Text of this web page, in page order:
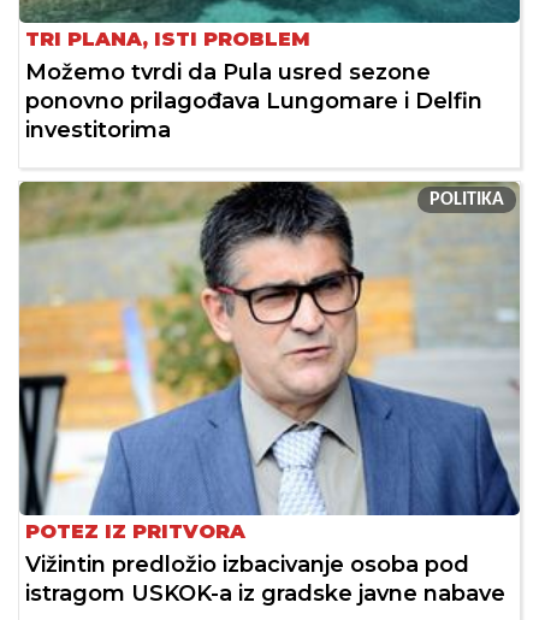
TRI PLANA, ISTI PROBLEM
Možemo tvrdi da Pula usred sezone
ponovno prilagođava Lungomare i Delfin
investitorima
POLITIKA
POTEZ IZ PRITVORA
Vižintin predložio izbacivanje osoba pod
istragom USKOK-a iz gradske javne nabave